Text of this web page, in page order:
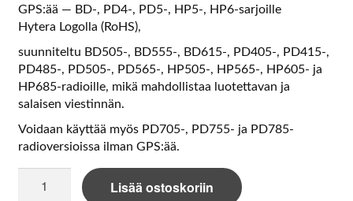
GPS:ää — BD-, PD4-, PD5-, HP5-, HP6-sarjoille
Hytera Logolla (RoHS),
suunniteltu BD505-, BD555-, BD615-, PD405-, PD415-,
PD485-, PD505-, PD565-, HP505-, HP565-, HP605- ja
HP685-radioille, mikä mahdollistaa luotettavan ja
salaisen viestinnän.
Voidaan käyttää myös PD705-, PD755- ja PD785-
radioversioissa ilman GPS:ää.
AN0435W12
Lisää ostoskoriin